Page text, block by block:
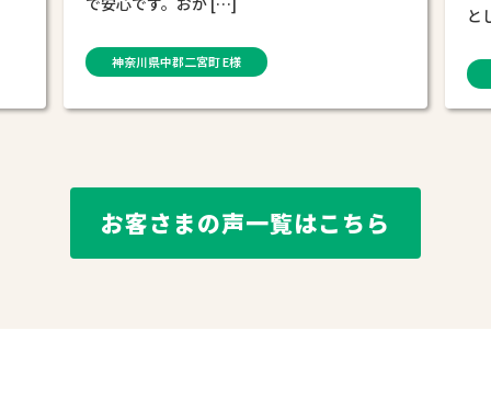
とした状態に […]
東京都西多摩郡奥多摩町 D様
お客さまの声一覧はこちら